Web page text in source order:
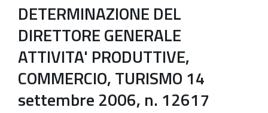
DETERMINAZIONE DEL
DIRETTORE GENERALE
ATTIVITA' PRODUTTIVE,
COMMERCIO, TURISMO 14
settembre 2006, n. 12617